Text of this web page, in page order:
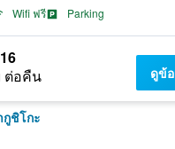
Wifi ฟรี
Parking
ต่อคืน ดูข้
ชิโกะ